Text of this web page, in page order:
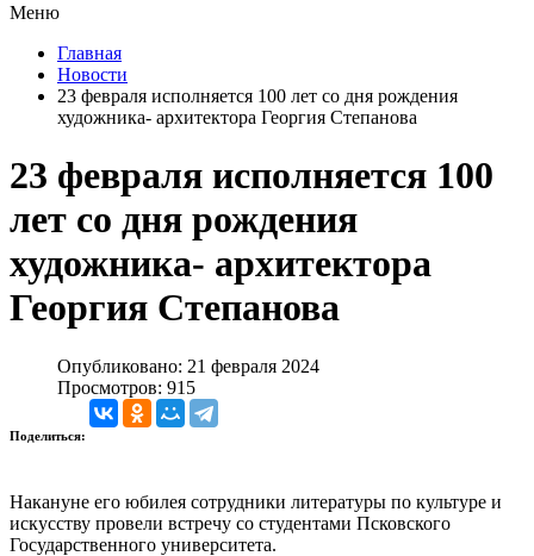
Меню
Главная
Новости
23 февраля исполняется 100 лет со дня рождения
художника- архитектора Георгия Степанова
23 февраля исполняется 100
лет со дня рождения
художника- архитектора
Георгия Степанова
Опубликовано: 21 февраля 2024
Просмотров: 915
Поделиться:
Накануне его юбилея сотрудники литературы по культуре и
искусству провели встречу со студентами Псковского
Государственного университета.